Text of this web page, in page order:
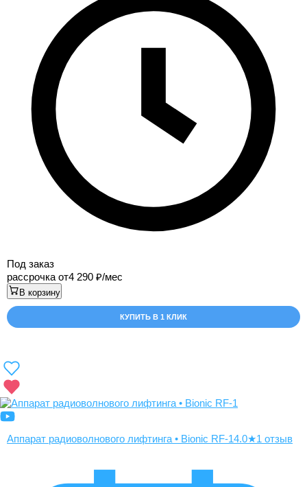
Под заказ
рассрочка от4 290 /мес
В корзину
КУПИТЬ В 1 КЛИК
Аппарат радиоволнового лифтинга • Bionic RF-14.0★1 отзыв